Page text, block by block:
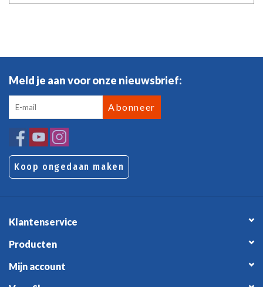
Meld je aan voor onze nieuwsbrief:
Abonneer
Koop ongedaan maken
Klantenservice
Producten
Mijn account